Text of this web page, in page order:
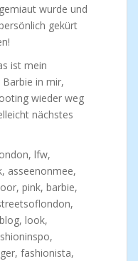
wurde und
gekürt
ist mein
Barbie in mir,
wieder weg
nächstes